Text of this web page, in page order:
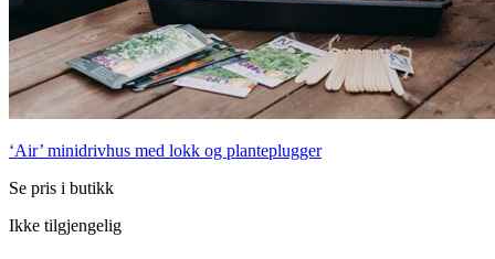
‘Air’ minidrivhus med lokk og planteplugger
Se pris i butikk
Ikke tilgjengelig